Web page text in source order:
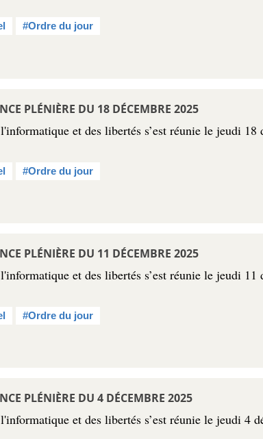
#Ordre du jour
PLÉNIÈRE DU 18 DÉCEMBRE 2025
et des libertés s’est réunie le jeudi 18
#Ordre du jour
PLÉNIÈRE DU 11 DÉCEMBRE 2025
et des libertés s’est réunie le jeudi 11
#Ordre du jour
PLÉNIÈRE DU 4 DÉCEMBRE 2025
et des libertés s’est réunie le jeudi 4